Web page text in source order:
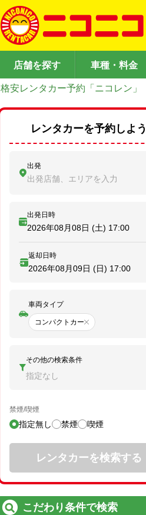
店舗を探す 車種・料金
格安レンタカー予約「ニコレン」
レンタカーを予約しよう
出発
出発店舗、エリアを入力
出発日時
2026年08月08日 (土) 17:00
返却日時
2026年08月09日 (日) 17:00
車両タイプ
コンパクトカー
その他の検索条件
指定なし
禁煙/喫煙
指定無し 禁煙 喫煙
レンタカーを検索する
こだわり条件で検索